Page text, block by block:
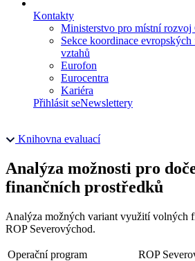
Kontakty
Ministerstvo pro místní rozvoj
Sekce koordinace
vztahů
Eurofon
Eurocentra
Kariéra
Přihlásit seNewslettery
Knihovna evaluací
Analýza možnosti pro
finančních prostředků
Analýza možných variant využití volných
ROP Severovýchod.
Operační program
ROP